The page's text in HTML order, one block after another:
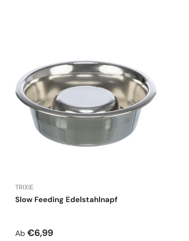
TRIXIE
Slow Feeding Edelstahlnapf
Normaler Preis
Ab €6,99